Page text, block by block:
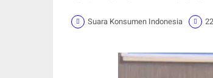
Suara Konsumen Indonesia